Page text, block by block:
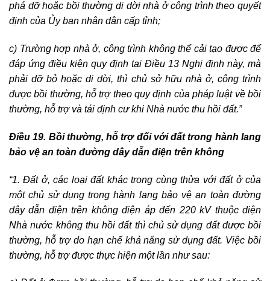
phá dỡ hoặc bồi thường di dời nhà ở công trình theo quyết
định của Ủy ban nhân dân cấp tỉnh;
c) Trường hợp nhà ở, công trình không thể cải tạo được để
đáp ứng điều kiện quy định tại Điều 13 Nghị định này, mà
phải dỡ bỏ hoặc di dời, thì chủ sở hữu nhà ở, công trình
được bồi thường, hỗ trợ theo quy định của pháp luật về bồi
thường, hỗ trợ và tái định cư khi Nhà nước thu hồi đất.”
Điều 19. Bồi thường, hỗ trợ đối với đất trong hành lang
bảo vệ an toàn đường dây dẫn điện trên không
“1. Đất ở, các loại đất khác trong cùng thửa với đất ở của
một chủ sử dụng trong hành lang bảo vệ an toàn đường
dây dẫn điện trên không điện áp đến 220 kV thuộc diện
Nhà nước không thu hồi đất thì chủ sử dụng đất được bồi
thường, hỗ trợ do hạn chế khả năng sử dụng đất. Việc bồi
thường, hỗ trợ được thực hiện một lần như sau: